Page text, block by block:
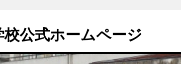
公式ホームページ